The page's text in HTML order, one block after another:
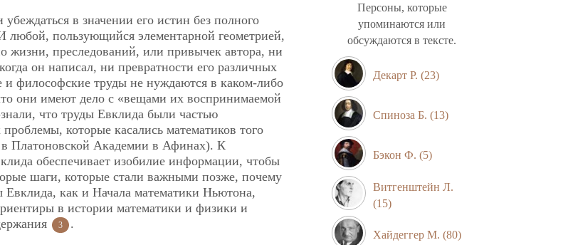
в значении его истин без полного
любой, пользующийся элементарной геометрией,
жизни, преследований, или привычек автора, ни
он написал, ни превратности его различных
философские труды не нуждаются в каком-либо
они имеют дело с «вещами их воспринимаемой
что труды Евклида были частью
которые касались математиков того
в Платоновской Академии в Афинах). К
обеспечивает изобилие информации, чтобы
шаги, которые стали важными позже, почему
Евклида, как и Начала математики Ньютона,
в истории математики и физики и
3 .
Персоны, которые
упоминаются или
обсуждаются в тексте.
Декарт Р. (23)
Спиноза Б. (13)
Бэкон Ф. (5)
Витгенштейн Л.
(15)
Хайдеггер М. (80)